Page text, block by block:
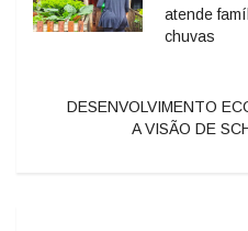
atende
chuvas
DESENVOLVIMENTO
A VISÃO DE